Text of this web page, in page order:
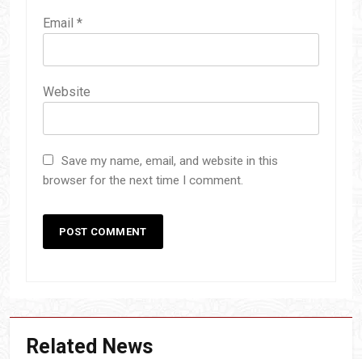
Email *
Website
Save my name, email, and website in this
browser for the next time I comment.
Related News